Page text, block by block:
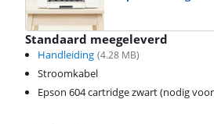
Standaard meegeleverd
Handleiding (4.28 MB)
Stroomkabel
Epson 604 cartridge zwart (nodig